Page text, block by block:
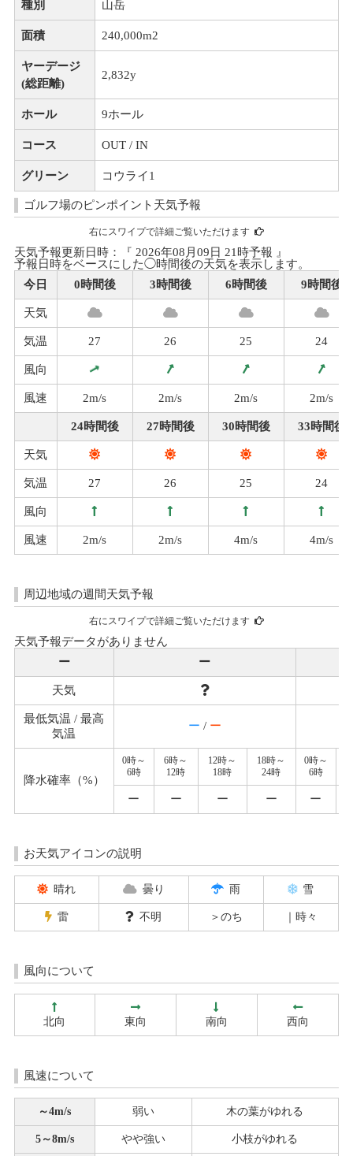
種別 山岳
面積 240,000m2
ヤーデージ
(総距離)
2,832y
ホール 9ホール
コース OUT / IN
グリーン コウライ1
ゴルフ場のピンポイント天気予報
右にスワイプで詳細ご覧いただけます
天気予報更新日時：『 2026年08月09日 21時予報 』
予報日時をベースにした◯時間後の天気を表示します。
今日
0時間後 3時間後 6時間後 9時間後
天気
気温 27 26 25 24
風向
風速 2m/s 2m/s 2m/s 2m/s
24時間後 27時間後 30時間後 33時間後
天気
気温 27 26 25 24
風向
風速 2m/s 2m/s 4m/s 4m/s
周辺地域の週間天気予報
右にスワイプで詳細ご覧いただけます
天気予報データがありません
ー
ー
天気
最低気温 / 最高
気温
ー / ー
降水確率（%）
0時～
6時
6時～
12時
12時～
18時
18時～
24時
0時～
6時
ー ー ー ー ー
お天気アイコンの説明
晴れ 曇り 雨 雪
雷 不明 ＞のち ｜時々
風向について
北向 東向 南向 西向
風速について
～4m/s 弱い 木の葉がゆれる
5～8m/s やや強い 小枝がゆれる